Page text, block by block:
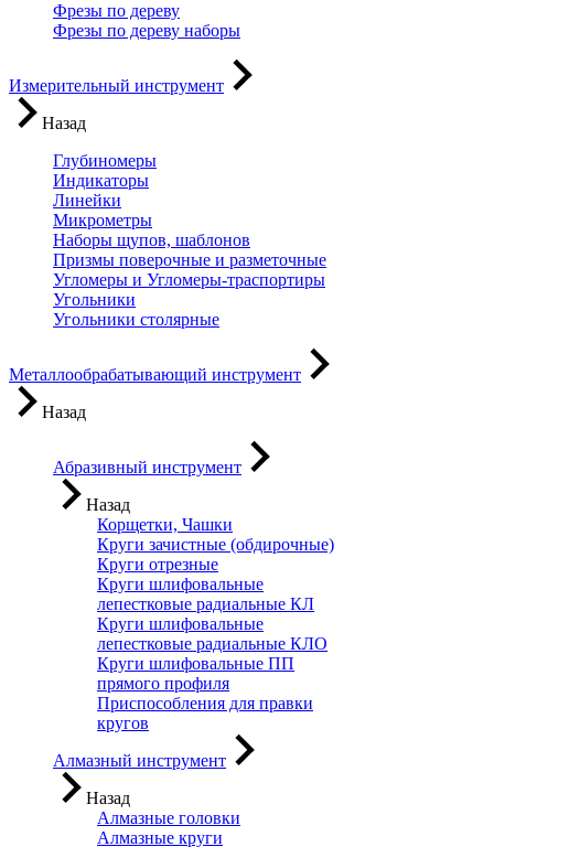
Фрезы по дереву
Фрезы по дереву наборы
Измерительный инструмент
Назад
Глубиномеры
Индикаторы
Линейки
Микрометры
Наборы щупов, шаблонов
Призмы поверочные и разметочные
Угломеры и Угломеры-траспортиры
Угольники
Угольники столярные
Металлообрабатывающий инструмент
Назад
Абразивный инструмент
Назад
Корщетки, Чашки
Круги зачистные (обдирочные)
Круги отрезные
Круги шлифовальные
лепестковые радиальные КЛ
Круги шлифовальные
лепестковые радиальные КЛО
Круги шлифовальные ПП
прямого профиля
Приспособления для правки
кругов
Алмазный инструмент
Назад
Алмазные головки
Алмазные круги